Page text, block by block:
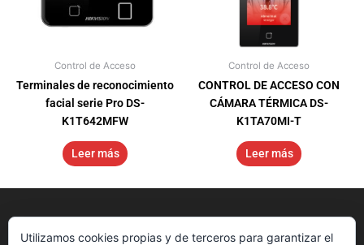
Control de Acceso
Terminales de reconocimiento
facial serie Pro DS-
K1T642MFW
Leer más
Control de Acceso
CONTROL DE ACCESO CON
CÁMARA TÉRMICA DS-
K1TA70MI-T
Leer más
Utilizamos cookies propias y de terceros para garantizar el